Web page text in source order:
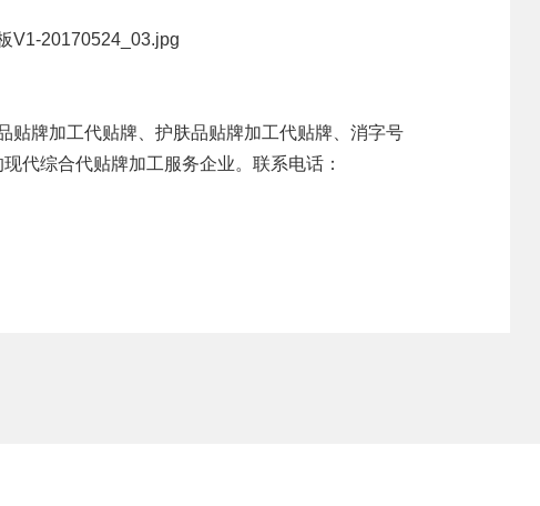
贴牌加工代贴牌、护肤品贴牌加工代贴牌、 消字号
代综合代贴牌加工服务企业。联系电话：